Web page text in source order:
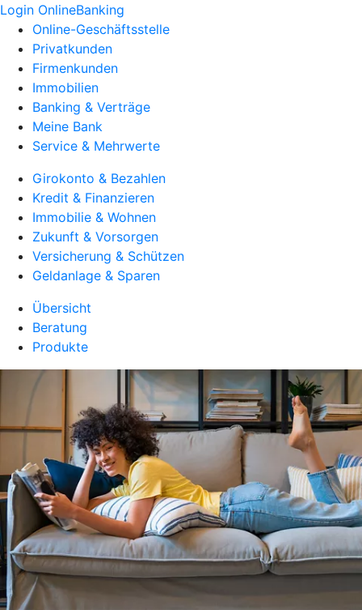
Login OnlineBanking
Online-Geschäftsstelle
Privatkunden
Firmenkunden
Immobilien
Banking & Verträge
Meine Bank
Service & Mehrwerte
Girokonto & Bezahlen
Kredit & Finanzieren
Immobilie & Wohnen
Zukunft & Vorsorgen
Versicherung & Schützen
Geldanlage & Sparen
Übersicht
Beratung
Produkte